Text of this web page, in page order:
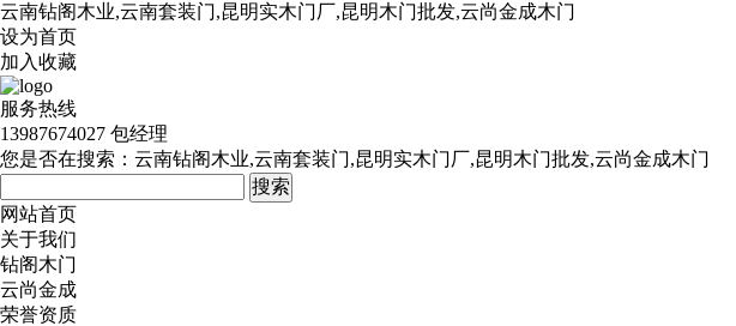
云南钻阁木业,云南套装门,昆明实木门厂,昆明木门批发,云尚金成木门
设为首页
加入收藏
服务热线
13987674027 包经理
您是否在搜索： 云南钻阁木业,云南套装门,昆明实木门厂,昆明木门批发,云尚金成木门
网站首页
关于我们
钻阁木门
云尚金成
荣誉资质